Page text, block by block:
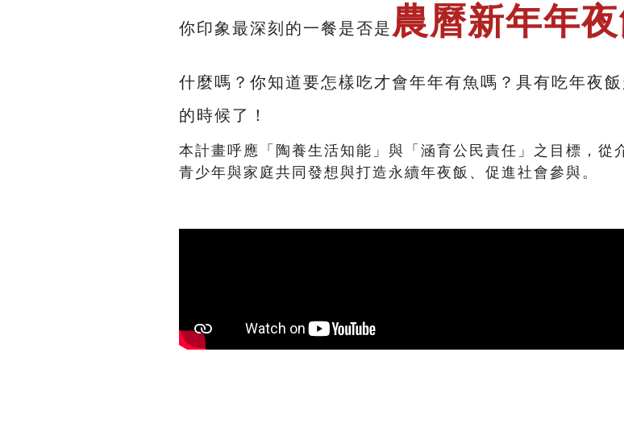
你印象最深刻的一餐是否是 農曆新年年
什麼嗎？你知道要怎樣吃才會年年有魚嗎？具有吃年夜
的時候了！
本計畫呼應「陶養生活知能」與「涵育公民責任」之目標，從
青少年與家庭共同發想與打造永續年夜飯、促進社會參與。